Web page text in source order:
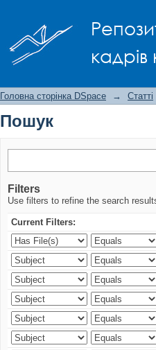
кадрів
Головна сторінка DSpace → Статті
Пошук
Filters
Use filters to refine the search
Current Filters: